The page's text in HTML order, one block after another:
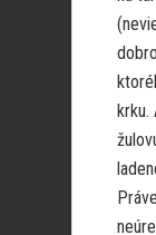
krku.